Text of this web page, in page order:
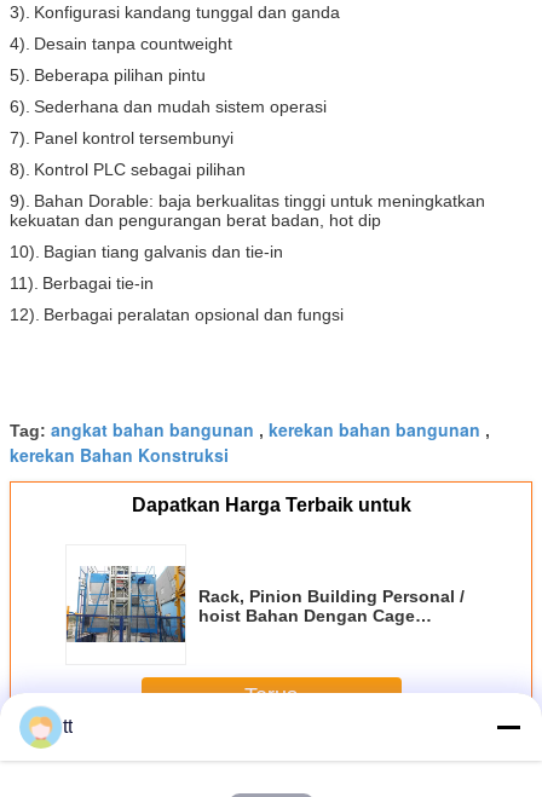
3). Konfigurasi kandang tunggal dan ganda
4). Desain tanpa countweight
5). Beberapa pilihan pintu
6). Sederhana dan mudah sistem operasi
7). Panel kontrol tersembunyi
8). Kontrol PLC sebagai pilihan
9). Bahan Dorable: baja berkualitas tinggi untuk meningkatkan
kekuatan dan pengurangan berat badan, hot dip
10). Bagian tiang galvanis dan tie-in
11). Berbagai tie-in
12). Berbagai peralatan opsional dan fungsi
Tag: angkat bahan bangunan , kerekan bahan bangunan ,
kerekan Bahan Konstruksi
Dapatkan Harga Terbaik untuk
Rack, Pinion Building Personal /
hoist Bahan Dengan Cage
Terus
LebihBangunan Site Hoist
tt